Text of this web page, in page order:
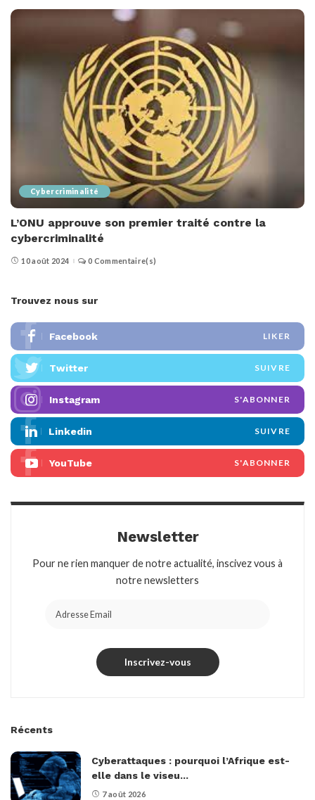
Cybercriminalité
L’ONU approuve son premier traité contre la
cybercriminalité
10 août 2024 0 Commentaire(s)
Trouvez nous sur
Facebook LIKER
Twitter SUIVRE
Instagram S'ABONNER
Linkedin SUIVRE
YouTube S'ABONNER
Newsletter
Pour ne rien manquer de notre actualité, inscivez vous à
notre newsletters
Récents
Cyberattaques : pourquoi l’Afrique est-
elle dans le viseu...
7 août 2026